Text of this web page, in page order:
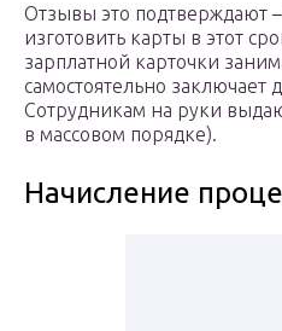
Отзывы это подтверждают
изготовить карты в этот
зарплатной карточки
самостоятельно заключает
Сотрудникам на руки
в массовом порядке).
Начисление